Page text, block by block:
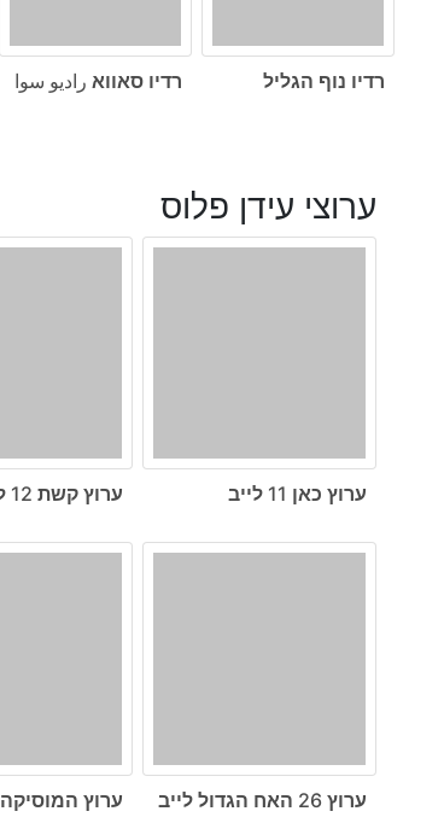
רדיו נוף הגליל רדיו סאווא راديو سوا
ערוצי עידן פלוס
ערוץ כאן 11 לייב ערוץ קשת 12 לייב
ערוץ 26 האח הגדול לייב ערוץ המוסיקה 24 לייב